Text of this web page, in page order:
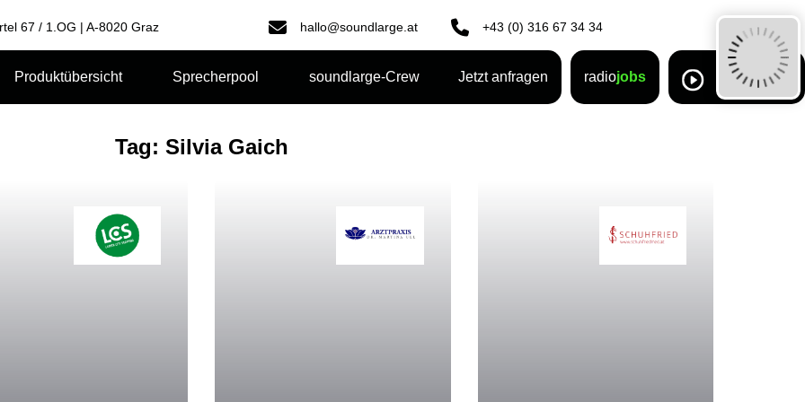
67 / 1.OG | A-8020 Graz hallo@soundlarge.at +43 (0) 316 67 34 34
Produktübersicht Sprecherpool soundlarge-Crew Jetzt anfragen radiojobs
Tag: Silvia Gaich